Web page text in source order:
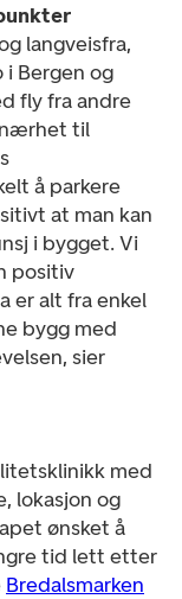
langveisfra,
i Bergen og
fly fra andre
nærhet til
å parkere
at man kan
i bygget. Vi
positiv
er alt fra enkel
bygg med
sier
med
lokasjon og
ønsket å
tid lett etter
Bredalsmarken